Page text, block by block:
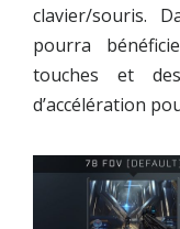
clavier/souris.
pourra
touches et
d’accélération